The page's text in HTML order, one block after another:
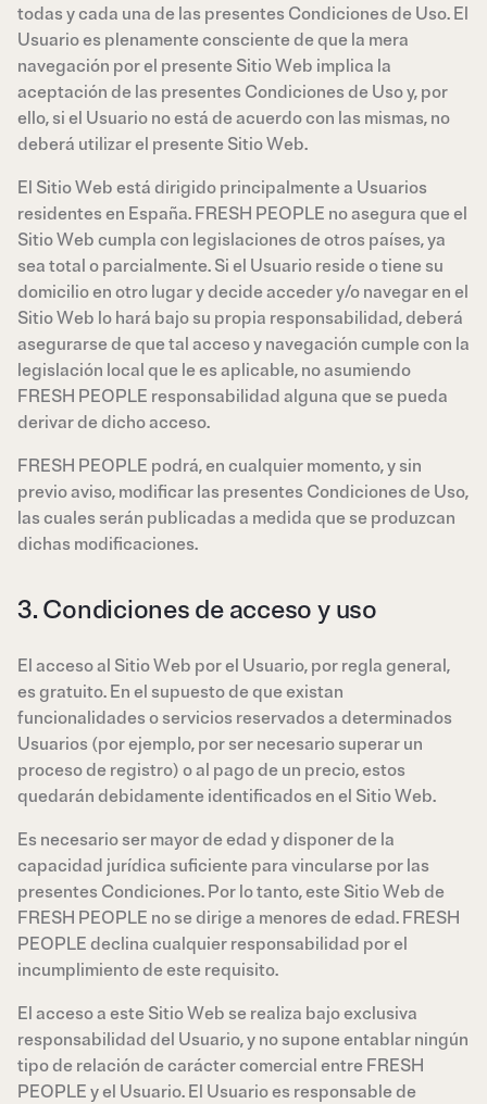
todas y cada una de las presentes Condiciones de Uso. El
Usuario es plenamente consciente de que la mera
navegación por el presente Sitio Web implica la
aceptación de las presentes Condiciones de Uso y, por
ello, si el Usuario no está de acuerdo con las mismas, no
deberá utilizar el presente Sitio Web.
El Sitio Web está dirigido principalmente a Usuarios
residentes en España. FRESH PEOPLE no asegura que el
Sitio Web cumpla con legislaciones de otros países, ya
sea total o parcialmente. Si el Usuario reside o tiene su
domicilio en otro lugar y decide acceder y/o navegar en el
Sitio Web lo hará bajo su propia responsabilidad, deberá
asegurarse de que tal acceso y navegación cumple con la
legislación local que le es aplicable, no asumiendo
FRESH PEOPLE responsabilidad alguna que se pueda
derivar de dicho acceso.
FRESH PEOPLE podrá, en cualquier momento, y sin
previo aviso, modificar las presentes Condiciones de Uso,
las cuales serán publicadas a medida que se produzcan
dichas modificaciones.
3. Condiciones de acceso y uso
El acceso al Sitio Web por el Usuario, por regla general,
es gratuito. En el supuesto de que existan
funcionalidades o servicios reservados a determinados
Usuarios (por ejemplo, por ser necesario superar un
proceso de registro) o al pago de un precio, estos
quedarán debidamente identificados en el Sitio Web.
Es necesario ser mayor de edad y disponer de la
capacidad jurídica suficiente para vincularse por las
presentes Condiciones. Por lo tanto, este Sitio Web de
FRESH PEOPLE no se dirige a menores de edad. FRESH
PEOPLE declina cualquier responsabilidad por el
incumplimiento de este requisito.
El acceso a este Sitio Web se realiza bajo exclusiva
responsabilidad del Usuario, y no supone entablar ningún
tipo de relación de carácter comercial entre FRESH
PEOPLE y el Usuario. El Usuario es responsable de